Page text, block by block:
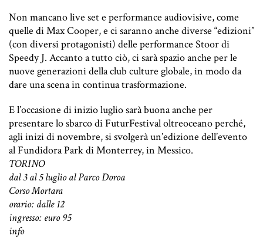
Non mancano live set e performance audiovisive, come
quelle di Max Cooper, e ci saranno anche diverse “edizioni”
(con diversi protagonisti) delle performance Stoor di
Speedy J. Accanto a tutto ciò, ci sarà spazio anche per le
nuove generazioni della club culture globale, in modo da
dare una scena in continua trasformazione.
E l’occasione di inizio luglio sarà buona anche per
presentare lo sbarco di FuturFestival oltreoceano perché,
agli inizi di novembre, si svolgerà un’edizione dell’evento
al Fundidora Park di Monterrey, in Messico.
TORINO
dal 3 al 5 luglio al Parco Doroa
Corso Mortara
orario: dalle 12
ingresso: euro 95
info